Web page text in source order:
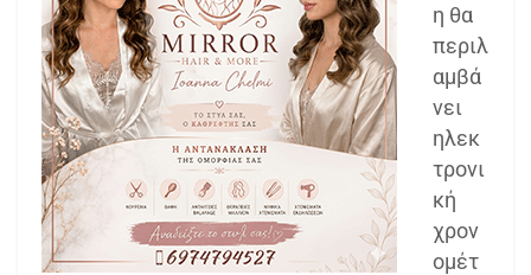
η θα
περιλ
αμβά
νει
ηλεκ
τρονι
κή
χρον
ομέτ